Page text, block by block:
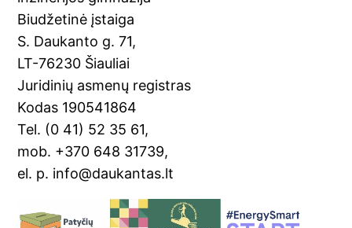
o
o
k
Tr
a
n
sl
at
e
Biudžetinė įstaiga
S. Daukanto g. 71,
LT-76230 Šiauliai
Juridinių asmenų registras
Kodas 190541864
Tel. (0 41) 52 35 61,
mob. +370 648 31739,
el. p. info@daukantas.lt